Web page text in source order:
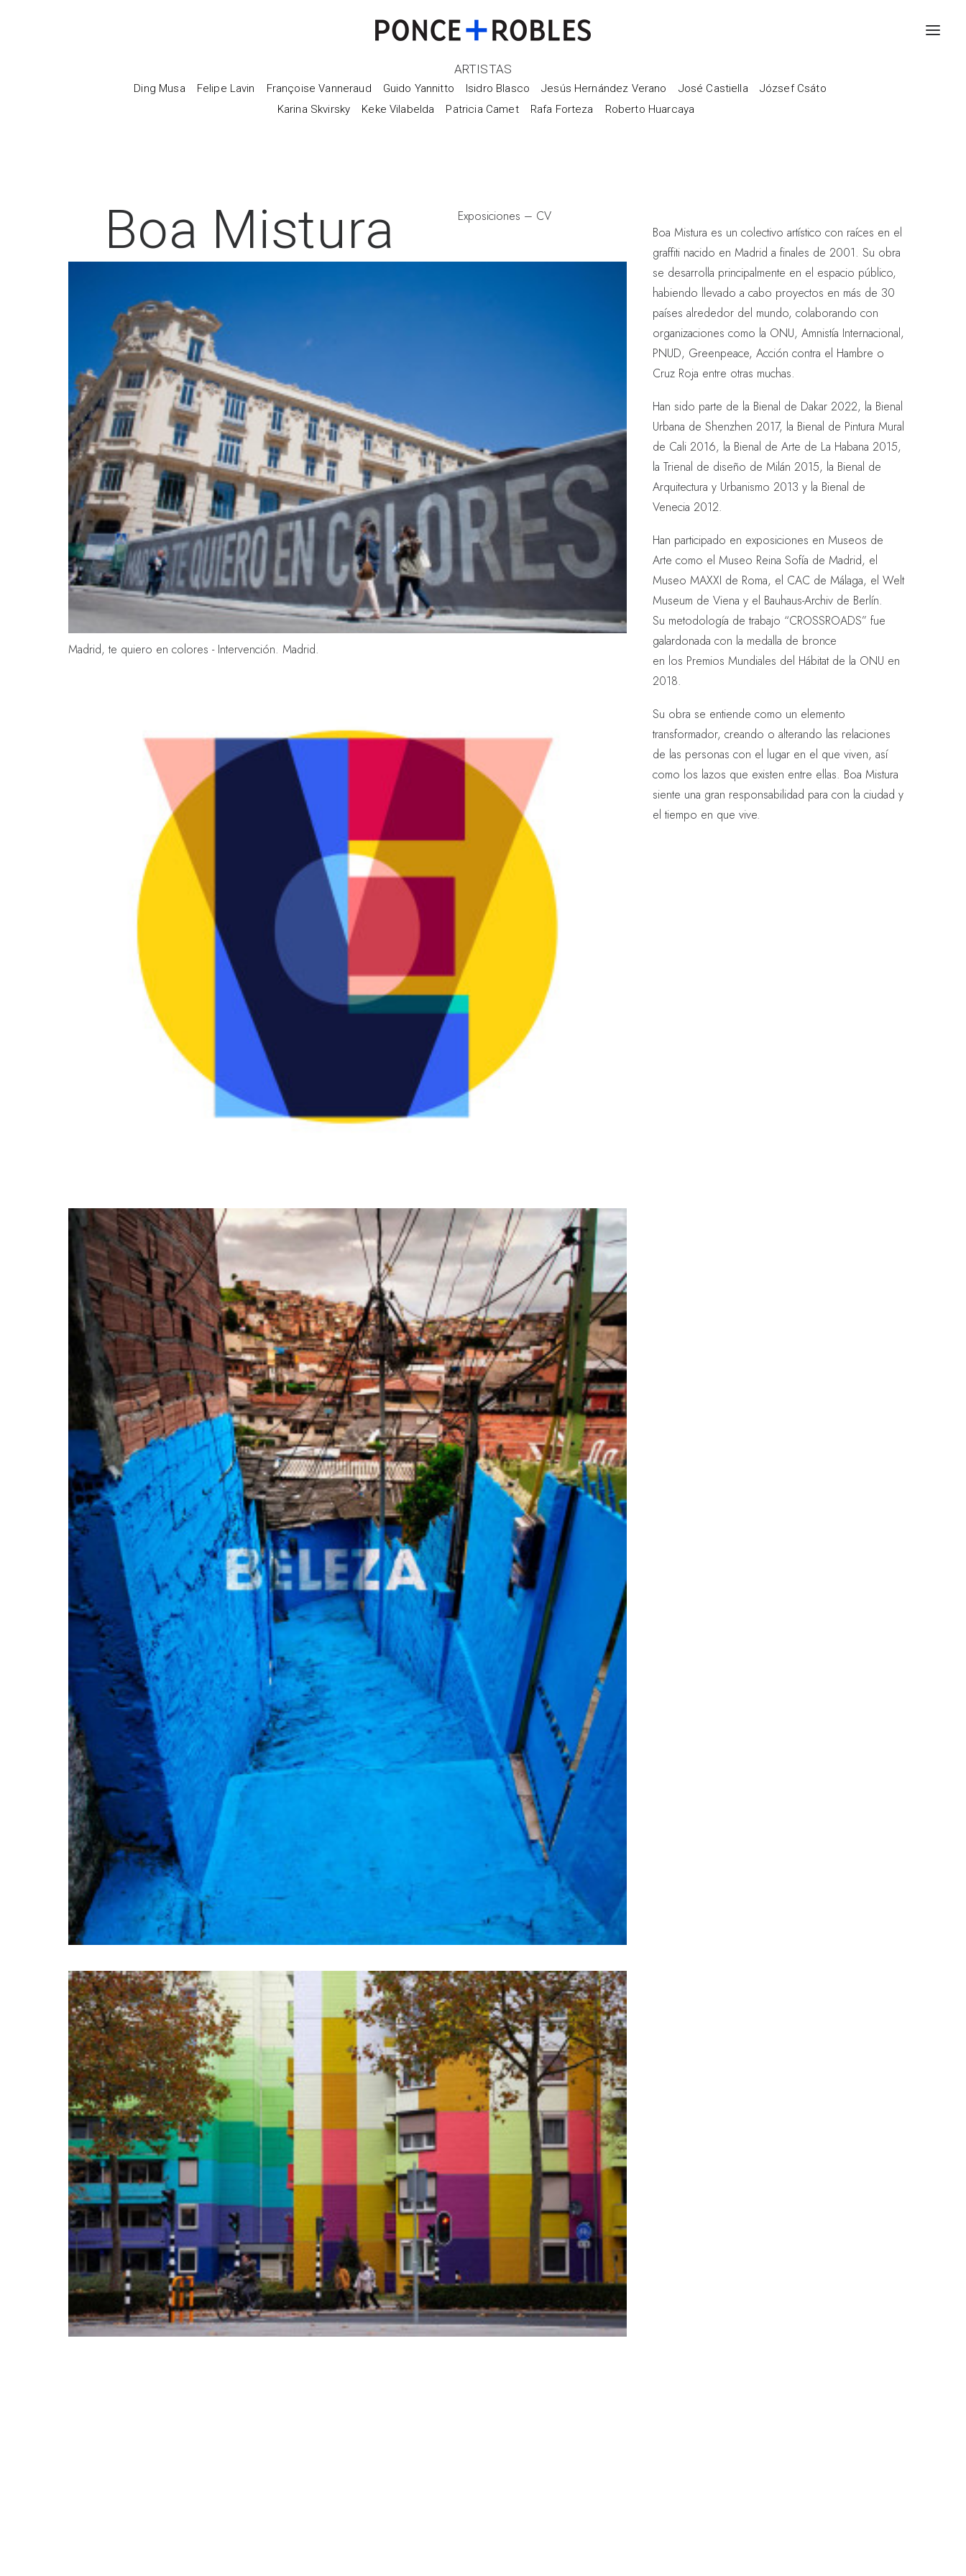
ARTISTAS
Ding Musa Felipe Lavin Françoise Vanneraud Guido Yannitto Isidro Blasco Jesús Hernández Verano José Castiella
József Csáto
Karina Skvirsky
Keke Vilabelda Patricia Camet Rafa Forteza Roberto Huarcaya
Boa Mistura Exposiciones – CV
Madrid, te quiero en colores - Intervención. Madrid.
Boa Mistura es un colectivo artístico con raíces en el
graffiti nacido en Madrid a finales de 2001. Su obra
se desarrolla principalmente en el espacio público,
habiendo llevado a cabo proyectos en más de 30
países alrededor del mundo, colaborando con
organizaciones como la ONU, Amnistía Internacional,
PNUD, Greenpeace, Acción contra el Hambre o
Cruz Roja entre otras muchas.
Han sido parte de la Bienal de Dakar 2022, la Bienal
Urbana de Shenzhen 2017, la Bienal de Pintura Mural
de Cali 2016, la Bienal de Arte de La Habana 2015,
la Trienal de diseño de Milán 2015, la Bienal de
Arquitectura y Urbanismo 2013 y la Bienal de
Venecia 2012.
Han participado en exposiciones en Museos de
Arte como el Museo Reina Sofía de Madrid, el
Museo MAXXI de Roma, el CAC de Málaga, el Welt
Museum de Viena y el Bauhaus-Archiv de Berlín.
Su metodología de trabajo “CROSSROADS” fue
galardonada con la medalla de bronce
en los Premios Mundiales del Hábitat de la ONU en
2018.
Su obra se entiende como un elemento
transformador, creando o alterando las relaciones
de las personas con el lugar en el que viven, así
como los lazos que existen entre ellas. Boa Mistura
siente una gran responsabilidad para con la ciudad y
el tiempo en que vive.